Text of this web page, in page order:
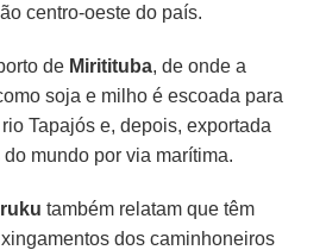
centro-oeste do país.
de Miritituba, de onde a
soja e milho é escoada para
Tapajós e, depois, exportada
mundo por via marítima.
também relatam que têm
dos caminhoneiros